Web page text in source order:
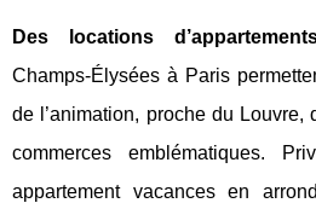
Des locations
Champs-Élysées à Paris
de l’animation, proche du
commerces emblématiques.
appartement vacances en